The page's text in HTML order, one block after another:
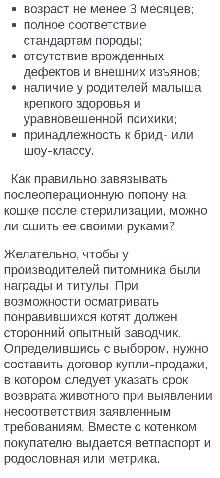
возраст не менее 3 месяцев;
полное соответствие
стандартам породы;
отсутствие врожденных
дефектов и внешних изъянов;
наличие у родителей малыша
крепкого здоровья и
уравновешенной психики;
принадлежность к брид- или
шоу-классу.
Как правильно завязывать
послеоперационную попону на
кошке после стерилизации, можно
ли сшить ее своими руками?
Желательно, чтобы у
производителей питомника были
награды и титулы. При
возможности осматривать
понравившихся котят должен
сторонний опытный заводчик.
Определившись с выбором, нужно
составить договор купли-продажи,
в котором следует указать срок
возврата животного при выявлении
несоответствия заявленным
требованиям. Вместе с котенком
покупателю выдается ветпаспорт и
родословная или метрика.